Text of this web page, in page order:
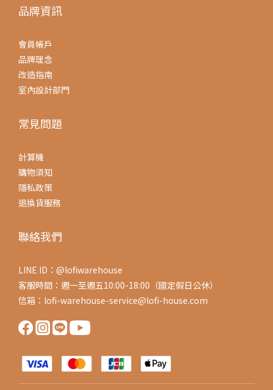
品牌資訊
會員帳戶
品牌理念
改造指南
室內設計部門
常見問題
計算機
購物須知
隱私政策
退換貨服務
聯絡我們
LINE ID：@lofiwarehouse
客服時間：週一至週五10:00-18:00（國定假日公休）
信箱：lofi-warehouse-service@lofi-house.com